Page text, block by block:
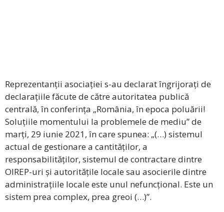
Reprezentanții asociației s-au declarat îngrijorați de
declarațiile făcute de către autoritatea publică
centrală, în conferința „România, în epoca poluării!
Soluțiile momentului la problemele de mediu” de
marți, 29 iunie 2021, în care spunea: „(…) sistemul
actual de gestionare a cantităților, a
responsabilităților, sistemul de contractare dintre
OIREP-uri și autoritățile locale sau asocierile dintre
administrațiile locale este unul nefuncțional. Este un
sistem prea complex, prea greoi (…)”.